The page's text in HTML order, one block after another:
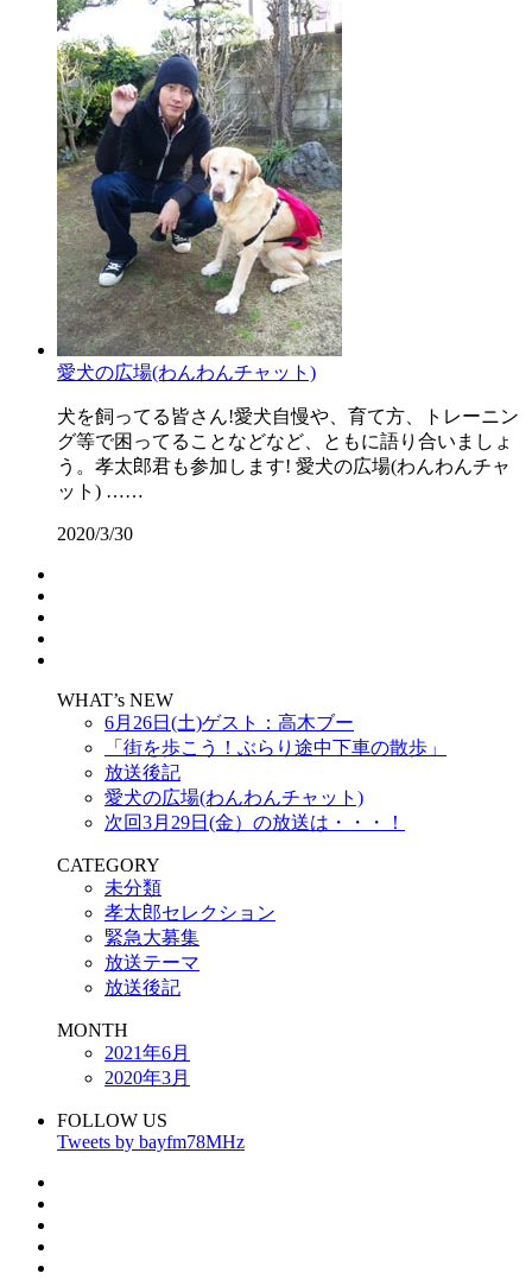
愛犬の広場(わんわんチャット)
犬を飼ってる皆さん!愛犬自慢や、育て方、トレーニン
グ等で困ってることなどなど、ともに語り合いましょ
う。孝太郎君も参加します! 愛犬の広場(わんわんチャ
ット) ……
2020/3/30
WHAT’s NEW
6月26日(土)ゲスト：高木ブー
「街を歩こう！ぶらり途中下車の散歩」
放送後記
愛犬の広場(わんわんチャット)
次回3月29日(金）の放送は・・・！
CATEGORY
未分類
孝太郎セレクション
緊急大募集
放送テーマ
放送後記
MONTH
2021年6月
2020年3月
FOLLOW US
Tweets by bayfm78MHz